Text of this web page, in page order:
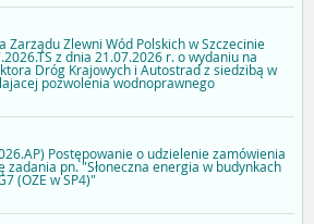
Zarządu Zlewni Wód Polskich w Szczecinie
z dnia 21.07.2026 r. o wydaniu na
Dróg Krajowych i Autostrad z siedzibą w
pozwolenia wodnoprawnego
Postępowanie o udzielenie zamówienia
zadania pn. "Słoneczna energia w budynkach
(OZE w SP4)"